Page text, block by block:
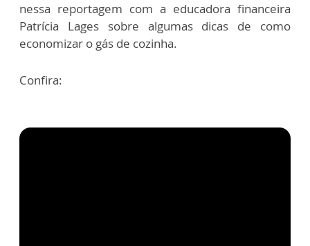
nessa reportagem com a educadora financeira
Patrícia Lages sobre algumas dicas de como
economizar o gás de cozinha.
Confira: